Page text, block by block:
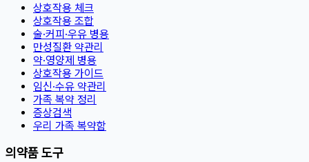
상호작용 체크
상호작용 조합
술·커피·우유 병용
만성질환 약관리
약·영양제 병용
상호작용 가이드
임신·수유 약관리
가족 복약 정리
증상검색
우리 가족 복약함
의약품 도구